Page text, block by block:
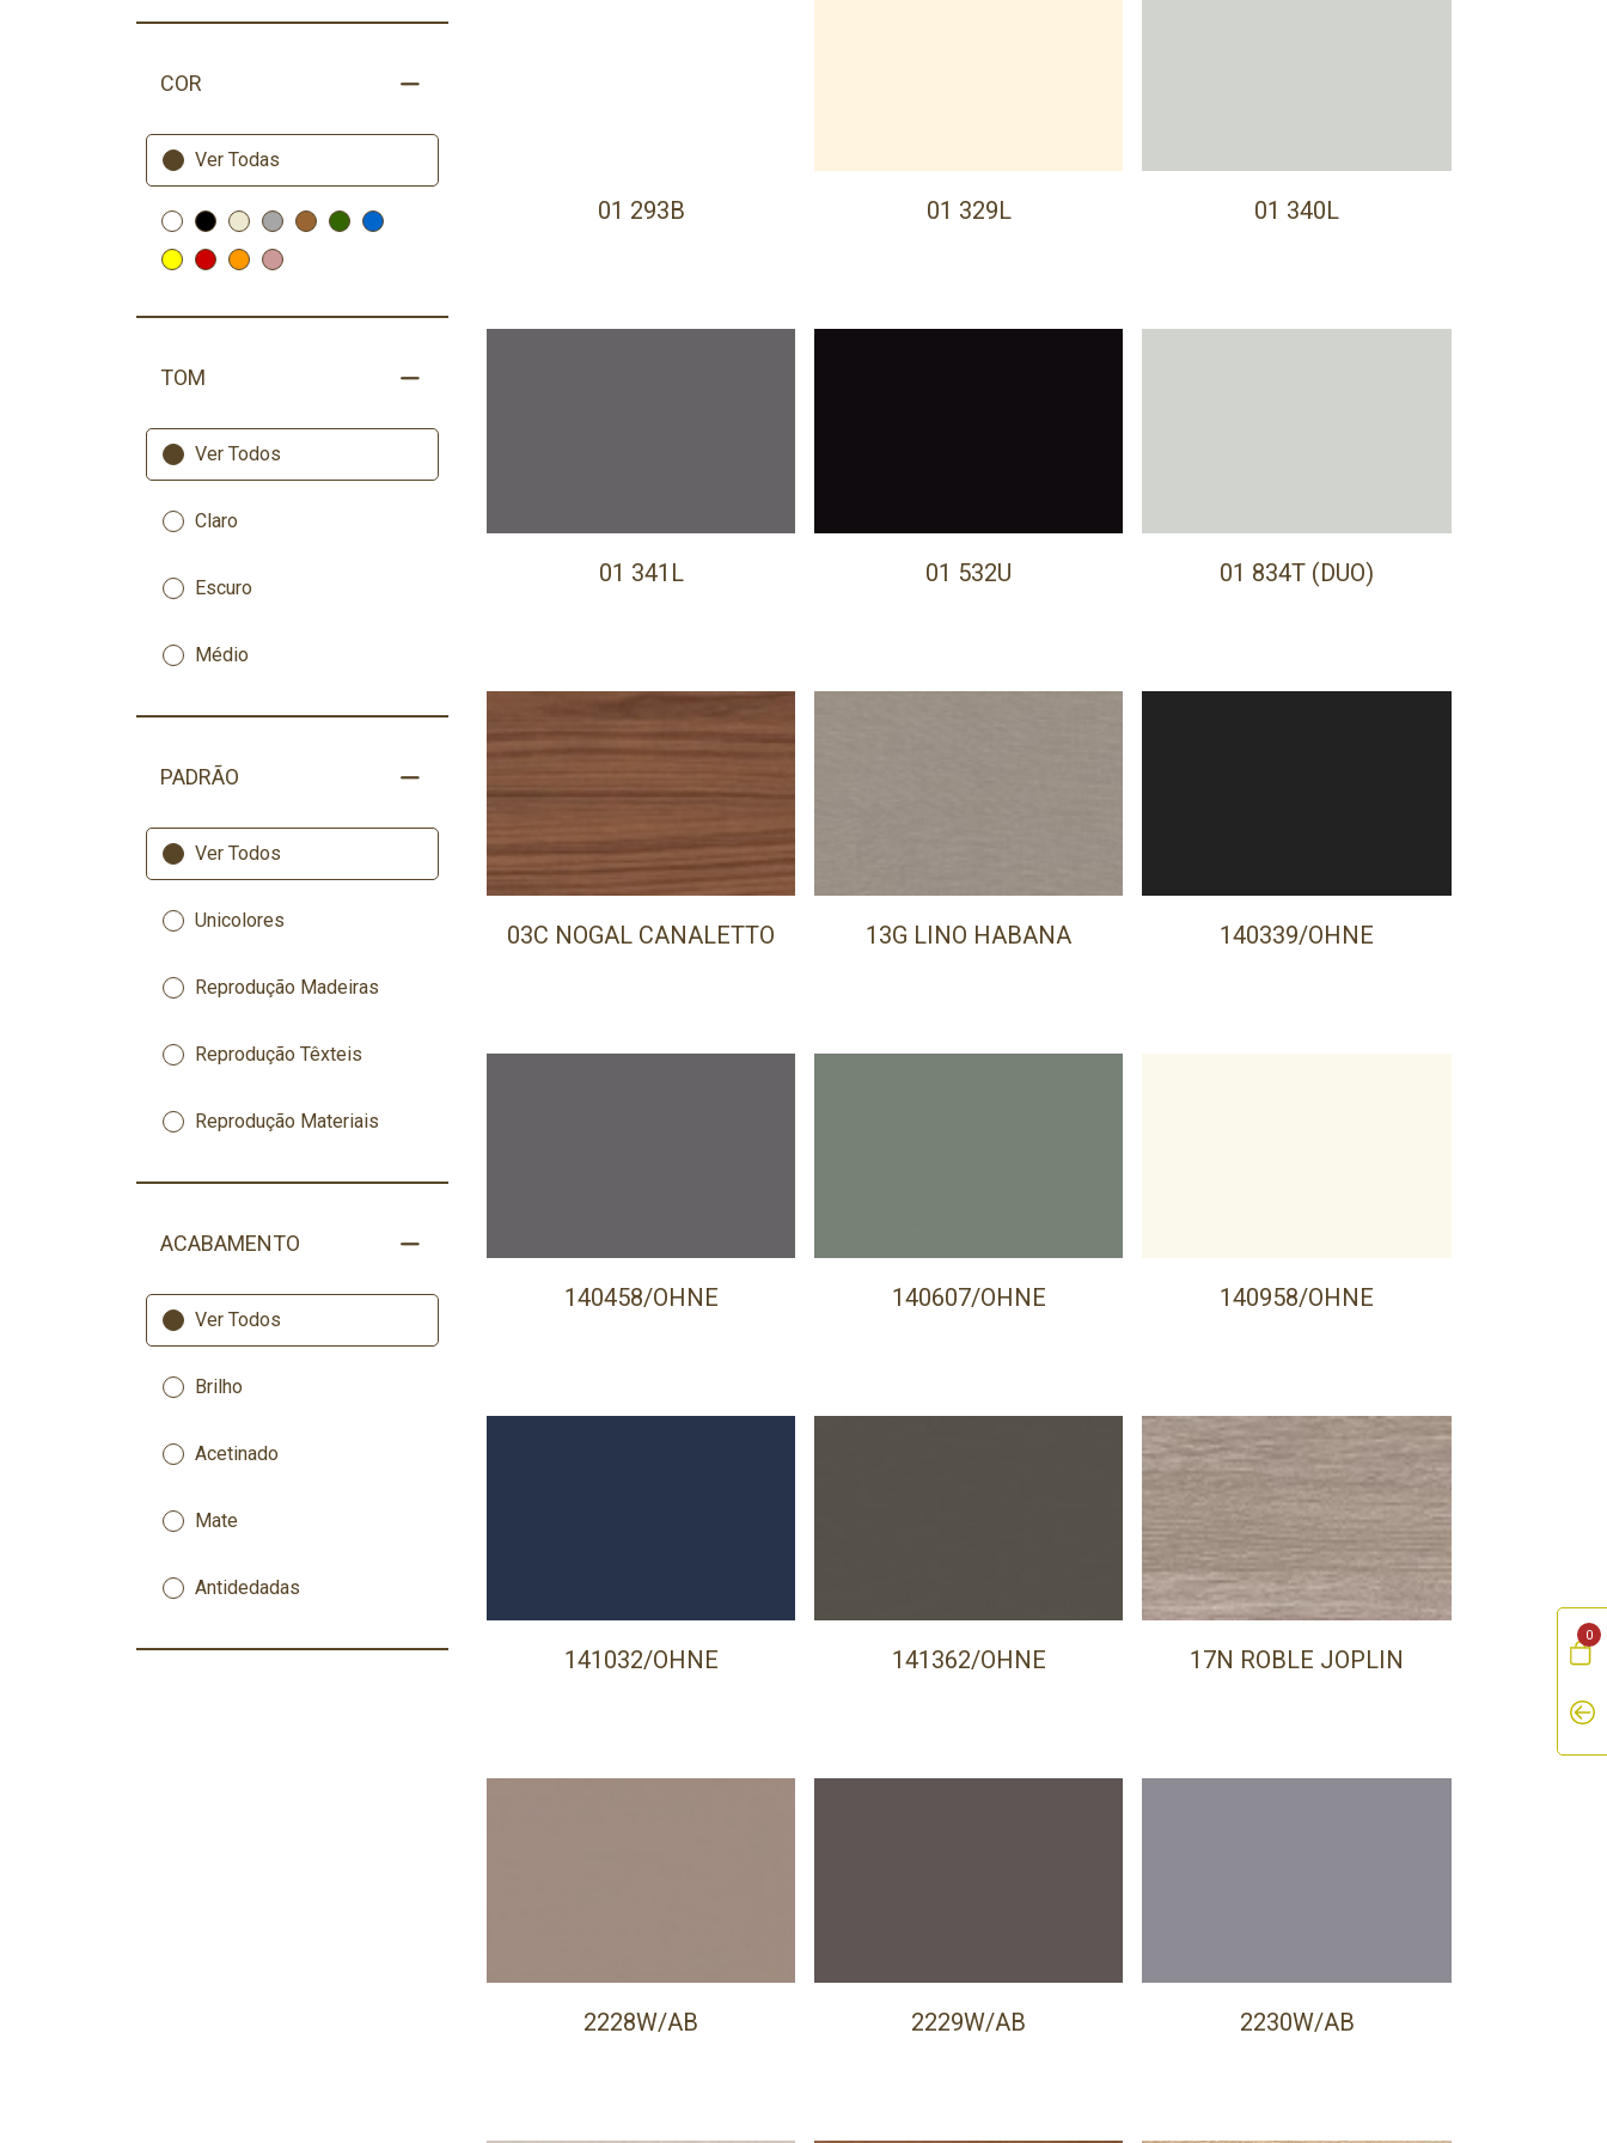
COR
Ver Todas
TOM
Ver Todos
Claro
Escuro
Médio
PADRÃO
Ver Todos
Unicolores
Reprodução Madeiras
Reprodução Têxteis
Reprodução Materiais
ACABAMENTO
Ver Todos
Brilho
Acetinado
Mate
Antidedadas
01 293B 01 329L 01 340L
01 341L 01 532U 01 834T (DUO)
03C NOGAL CANALETTO 13G LINO HABANA 140339/OHNE
140458/OHNE 140607/OHNE 140958/OHNE
141032/OHNE 141362/OHNE 17N ROBLE JOPLIN
2228W/AB 2229W/AB 2230W/AB
0